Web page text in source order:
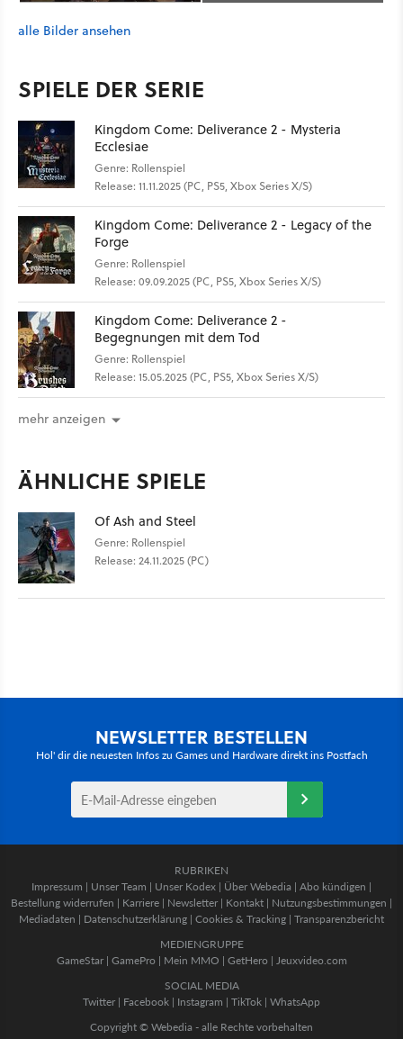
alle Bilder ansehen
SPIELE DER SERIE
Kingdom Come: Deliverance 2 - Mysteria
Ecclesiae
Genre: Rollenspiel
Release: 11.11.2025 (PC, PS5, Xbox Series X/S)
Kingdom Come: Deliverance 2 - Legacy of the
Forge
Genre: Rollenspiel
Release: 09.09.2025 (PC, PS5, Xbox Series X/S)
Kingdom Come: Deliverance 2 -
Begegnungen mit dem Tod
Genre: Rollenspiel
Release: 15.05.2025 (PC, PS5, Xbox Series X/S)
mehr anzeigen
ÄHNLICHE SPIELE
Of Ash and Steel
Genre: Rollenspiel
Release: 24.11.2025 (PC)
NEWSLETTER BESTELLEN
Hol' dir die neuesten Infos zu Games und Hardware direkt ins Postfach
RUBRIKEN
Impressum | Unser Team | Unser Kodex | Über Webedia | Abo kündigen |
Bestellung widerrufen | Karriere | Newsletter | Kontakt | Nutzungsbestimmungen |
Mediadaten | Datenschutzerklärung | Cookies & Tracking | Transparenzbericht
MEDIENGRUPPE
GameStar| GamePro | Mein MMO | GetHero | Jeuxvideo.com
SOCIAL MEDIA
Twitter | Facebook | Instagram | TikTok | WhatsApp
Copyright © Webedia - alle Rechte vorbehalten